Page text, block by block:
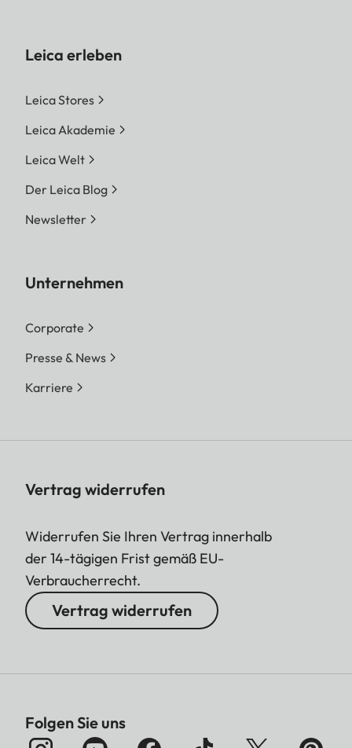
Leica erleben
Leica Stores
Leica Akademie
Leica Welt
Der Leica Blog
Newsletter
Unternehmen
Corporate
Presse & News
Karriere
Vertrag widerrufen
Widerrufen Sie Ihren Vertrag innerhalb
der 14-tägigen Frist gemäß EU-
Verbraucherrecht.
Vertrag widerrufen
Folgen Sie uns